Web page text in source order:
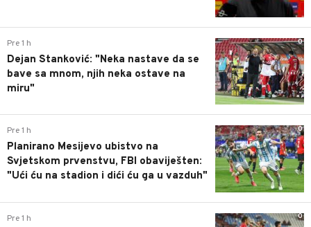
0
Pre 1 h
Dejan Stanković: "Neka nastave da se
bave sa mnom, njih neka ostave na
miru"
0
Pre 1 h
Planirano Mesijevo ubistvo na
Svjetskom prvenstvu, FBI obaviješten:
"Ući ću na stadion i dići ću ga u vazduh"
0
Pre 1 h